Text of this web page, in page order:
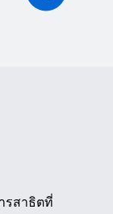
รสาธิตที่